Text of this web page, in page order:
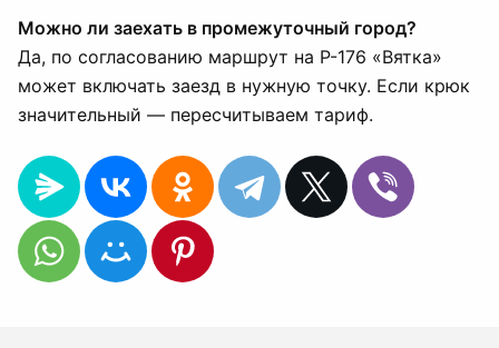
Можно ли заехать в промежуточный город?
Да, по согласованию маршрут на Р-176 «Вятка»
может включать заезд в нужную точку. Если крюк
значительный — пересчитываем тариф.